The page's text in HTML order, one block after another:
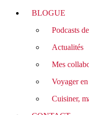
BLOGUE
Podcasts
Actualités
Mes
Voyager
Cuisiner,